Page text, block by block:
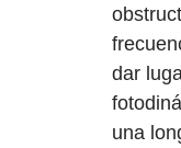
dar
una